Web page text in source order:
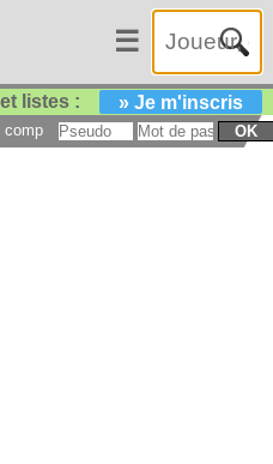
☰
listes : » Je m'inscris
compte : OK